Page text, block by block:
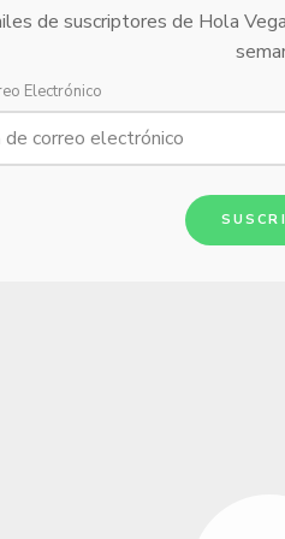
de suscriptores de Hola
Electrónico